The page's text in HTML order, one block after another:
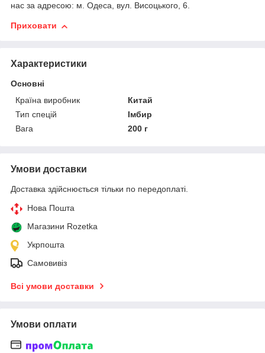
нас за адресою: м. Одеса, вул. Висоцького, 6.
Приховати
Характеристики
Основні
Країна виробник
Китай
Тип спецій
Імбир
Вага
200 г
Умови доставки
Доставка здійснюється тільки по передоплаті.
Нова Пошта
Магазини Rozetka
Укрпошта
Самовивіз
Всі умови доставки
Умови оплати